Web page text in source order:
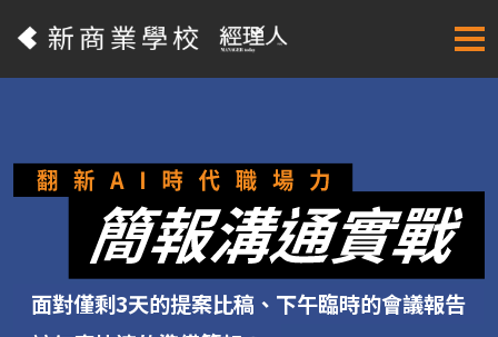
面對僅剩3天的提案比稿、下午臨時的會議報告